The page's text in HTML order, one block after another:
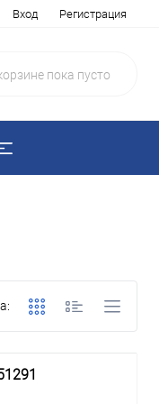
Вход Регистрация
пока пусто